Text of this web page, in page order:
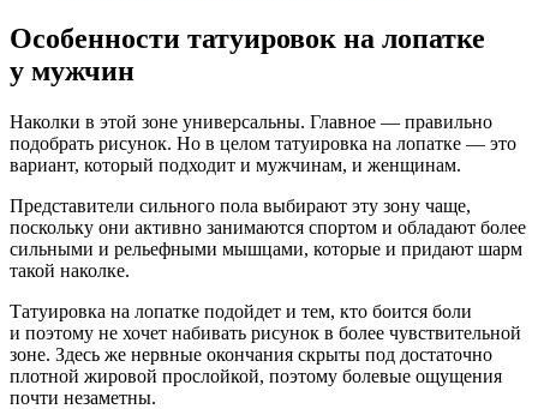
Особенности татуировок на лопатке
у мужчин
Наколки в этой зоне универсальны. Главное — правильно
подобрать рисунок. Но в целом татуировка на лопатке — это
вариант, который подходит и мужчинам, и женщинам.
Представители сильного пола выбирают эту зону чаще,
поскольку они активно занимаются спортом и обладают более
сильными и рельефными мышцами, которые и придают шарм
такой наколке.
Татуировка на лопатке подойдет и тем, кто боится боли
и поэтому не хочет набивать рисунок в более чувствительной
зоне. Здесь же нервные окончания скрыты под достаточно
плотной жировой прослойкой, поэтому болевые ощущения
почти незаметны.